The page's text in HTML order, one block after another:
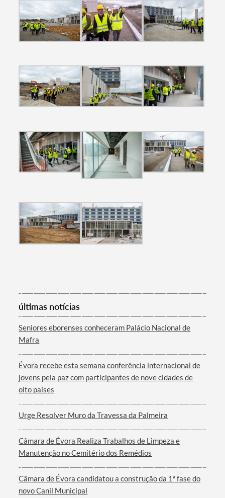
últimas notícias
Seniores eborenses conheceram Palácio Nacional de
Mafra
Évora recebe esta semana conferência internacional de
jovens pela paz com participantes de nove cidades de
oito países
Urge Resolver Muro da Travessa da Palmeira
Câmara de Évora Realiza Trabalhos de Limpeza e
Manutenção no Cemitério dos Remédios
Câmara de Évora candidatou a construção da 1ª fase do
novo Canil Municipal